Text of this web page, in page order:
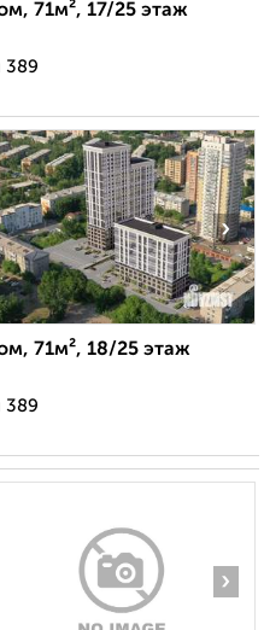
71м², 17/25 этаж
389
›
71м², 18/25 этаж
389
›